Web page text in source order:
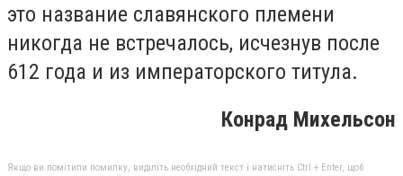
это название славянского племени
никогда не встречалось, исчезнув после
612 года и из императорского титула.
Конрад Михельсон
Якщо ви помітили помилку, виділіть необхідний текст і натисніть Ctrl + Enter, щоб